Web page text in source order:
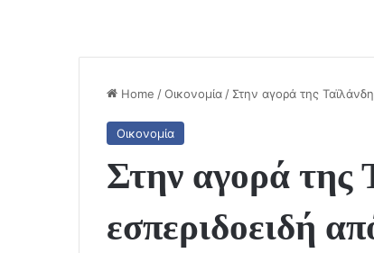
Home /Οικονομία / Στην αγορά της
Οικονομία
Στην αγορά της
εσπεριδοειδή